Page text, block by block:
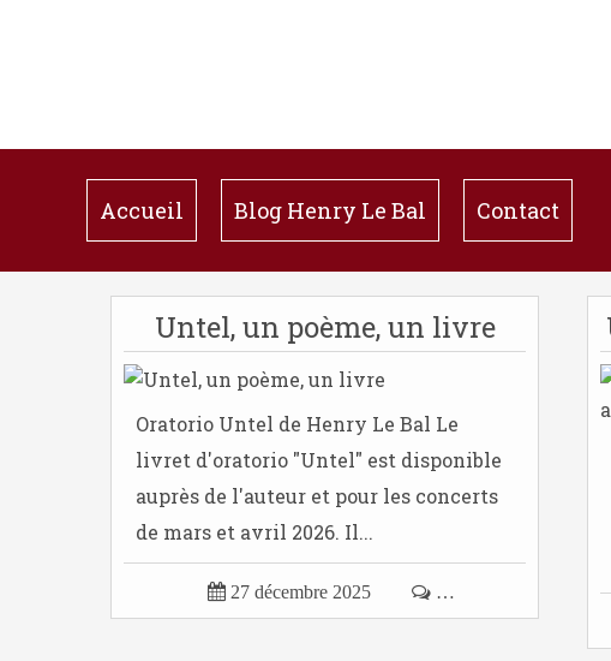
Accueil Blog Henry Le Bal Contact
Untel, un poème, un livre
Oratorio Untel de Henry Le Bal Le
livret d'oratorio "Untel" est disponible
auprès de l'auteur et pour les concerts
de mars et avril 2026. Il...
 27 décembre 2025  …